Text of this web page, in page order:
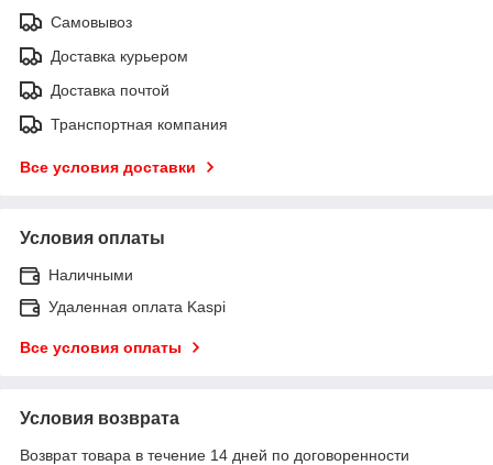
Самовывоз
Доставка курьером
Доставка почтой
Транспортная компания
Все условия доставки
Условия оплаты
Наличными
Удаленная оплата Kaspi
Все условия оплаты
Условия возврата
Возврат товара в течение 14 дней по договоренности